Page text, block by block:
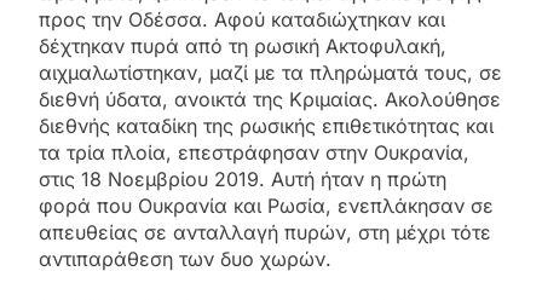
προς την Οδέσσα. Αφού καταδιώχτηκαν και
δέχτηκαν πυρά από τη ρωσική Ακτοφυλακή,
αιχμαλωτίστηκαν, μαζί με τα πληρώματά τους, σε
διεθνή ύδατα, ανοικτά της Κριμαίας. Ακολούθησε
διεθνής καταδίκη της ρωσικής επιθετικότητας και
τα τρία πλοία, επεστράφησαν στην Ουκρανία,
στις 18 Νοεμβρίου 2019. Αυτή ήταν η πρώτη
φορά που Ουκρανία και Ρωσία, ενεπλάκησαν σε
απευθείας σε ανταλλαγή πυρών, στη μέχρι τότε
αντιπαράθεση των δυο χωρών.